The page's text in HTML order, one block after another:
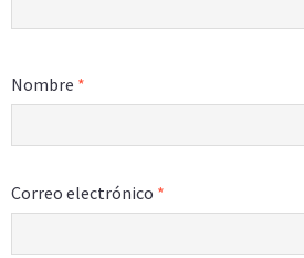
Nombre *
Correo electrónico *